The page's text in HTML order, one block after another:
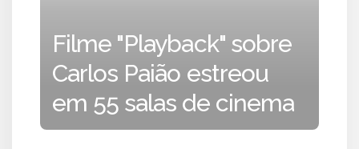
Filme "Playback" sobre
Carlos Paião estreou
em 55 salas de cinema